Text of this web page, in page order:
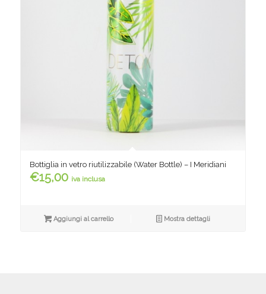
Bottiglia in vetro riutilizzabile (Water Bottle) – I Meridiani
€15,00 iva inclusa
Aggiungi al carrello Mostra dettagli